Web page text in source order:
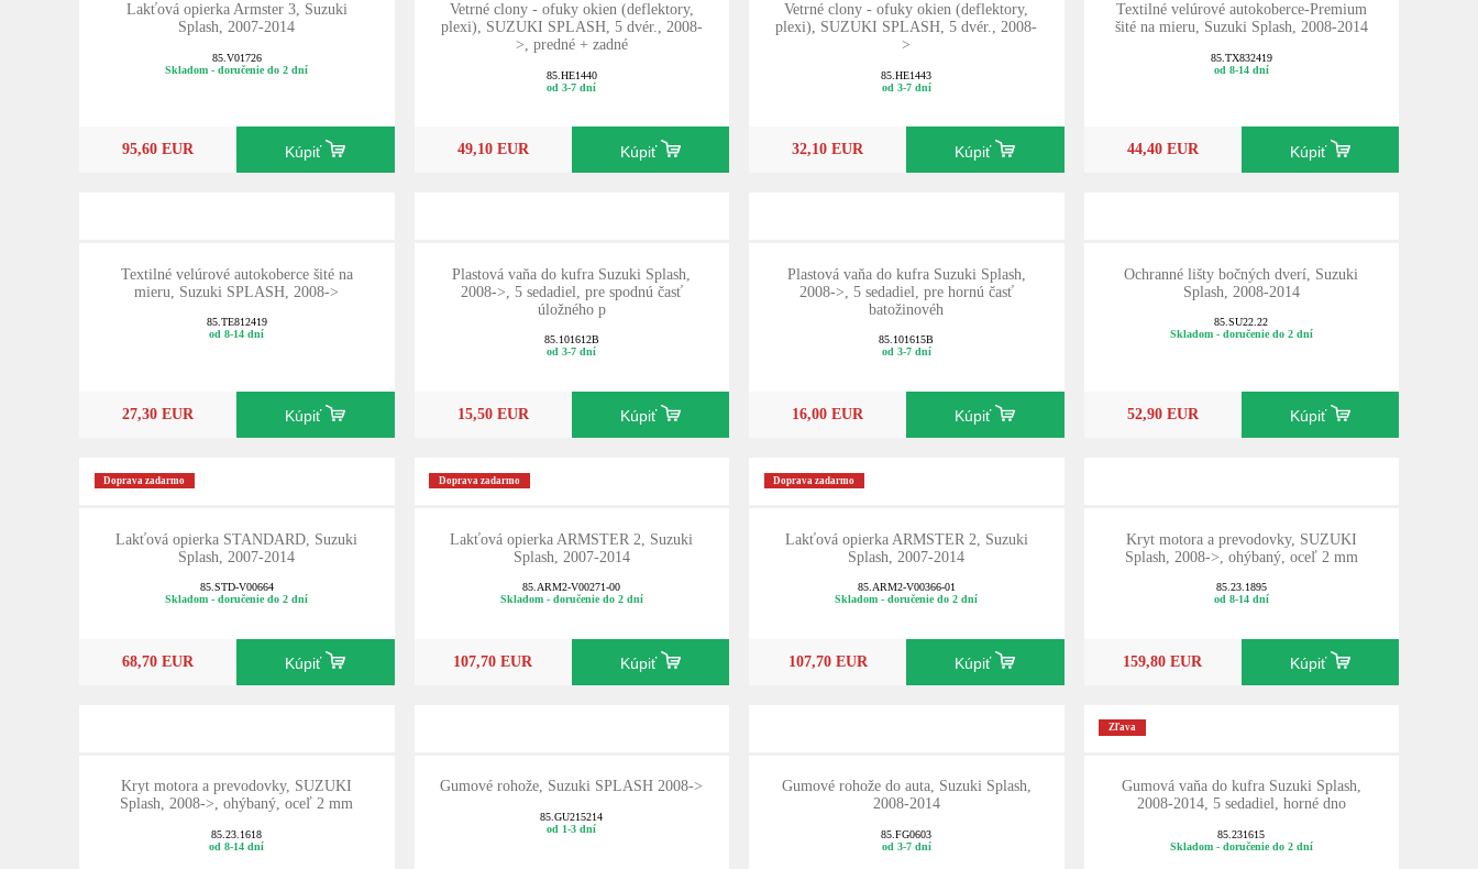
Lakťová opierka Armster 3, Suzuki
Splash, 2007-2014
85.V01726
Skladom - doručenie do 2 dní
95,60 EUR Kúpiť
Vetrné clony - ofuky okien (deflektory,
plexi), SUZUKI SPLASH, 5 dvér., 2008-
>, predné + zadné
85.HE1440
od 3-7 dní
49,10 EUR Kúpiť
Vetrné clony - ofuky okien (deflektory,
plexi), SUZUKI SPLASH, 5 dvér., 2008-
>
85.HE1443
od 3-7 dní
32,10 EUR Kúpiť
Textilné velúrové autokoberce-Premium
šité na mieru, Suzuki Splash, 2008-2014
85.TX832419
od 8-14 dní
44,40 EUR Kúpiť
Textilné velúrové autokoberce šité na
mieru, Suzuki SPLASH, 2008->
85.TE812419
od 8-14 dní
27,30 EUR Kúpiť
Plastová vaňa do kufra Suzuki Splash,
2008->, 5 sedadiel, pre spodnú časť
úložného p
85.101612B
od 3-7 dní
15,50 EUR Kúpiť
Plastová vaňa do kufra Suzuki Splash,
2008->, 5 sedadiel, pre hornú časť
batožinovéh
85.101615B
od 3-7 dní
16,00 EUR Kúpiť
Ochranné lišty bočných dverí, Suzuki
Splash, 2008-2014
85.SU22.22
Skladom - doručenie do 2 dní
52,90 EUR Kúpiť
Doprava zadarmo
Lakťová opierka STANDARD, Suzuki
Splash, 2007-2014
85.STD-V00664
Skladom - doručenie do 2 dní
68,70 EUR Kúpiť
Doprava zadarmo
Lakťová opierka ARMSTER 2, Suzuki
Splash, 2007-2014
85.ARM2-V00271-00
Skladom - doručenie do 2 dní
107,70 EUR Kúpiť
Doprava zadarmo
Lakťová opierka ARMSTER 2, Suzuki
Splash, 2007-2014
85.ARM2-V00366-01
Skladom - doručenie do 2 dní
107,70 EUR Kúpiť
Kryt motora a prevodovky, SUZUKI
Splash, 2008->, ohýbaný, oceľ 2 mm
85.23.1895
od 8-14 dní
159,80 EUR Kúpiť
Kryt motora a prevodovky, SUZUKI
Splash, 2008->, ohýbaný, oceľ 2 mm
85.23.1618
od 8-14 dní
Gumové rohože, Suzuki SPLASH 2008->
85.GU215214
od 1-3 dní
Gumové rohože do auta, Suzuki Splash,
2008-2014
85.FG0603
od 3-7 dní
Zľava
Gumová vaňa do kufra Suzuki Splash,
2008-2014, 5 sedadiel, horné dno
85.231615
Skladom - doručenie do 2 dní